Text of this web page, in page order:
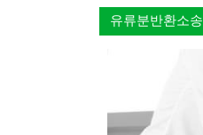
유류분반환소송